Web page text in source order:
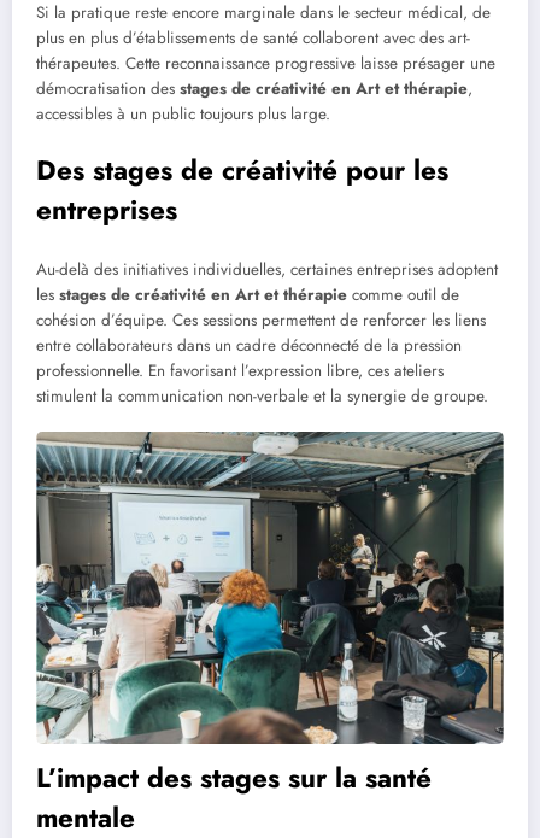
Si la pratique reste encore marginale dans le secteur médical, de
plus en plus d’établissements de santé collaborent avec des art-
thérapeutes. Cette reconnaissance progressive laisse présager une
démocratisation des stages de créativité en Art et thérapie,
accessibles à un public toujours plus large.
Des stages de créativité pour les
entreprises
Au-delà des initiatives individuelles, certaines entreprises adoptent
les stages de créativité en Art et thérapie comme outil de
cohésion d’équipe. Ces sessions permettent de renforcer les liens
entre collaborateurs dans un cadre déconnecté de la pression
professionnelle. En favorisant l’expression libre, ces ateliers
stimulent la communication non-verbale et la synergie de groupe.
L’impact des stages sur la santé
mentale